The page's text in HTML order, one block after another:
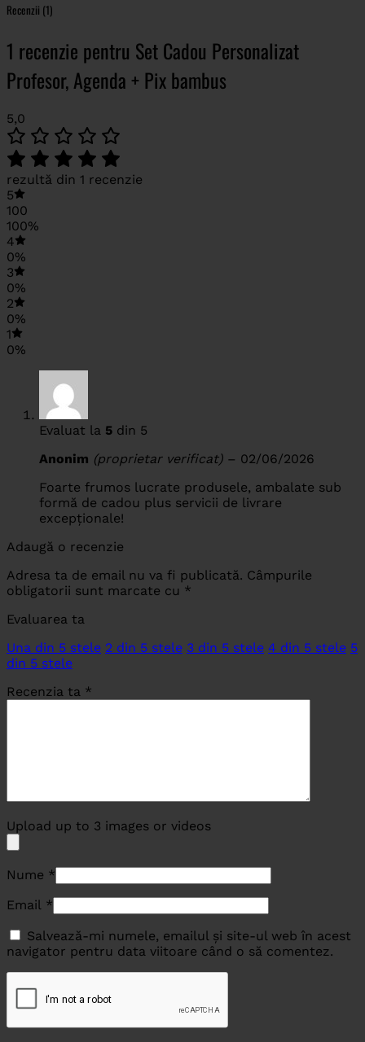
Recenzii (1)
1 recenzie pentru Set Cadou Personalizat
Profesor, Agenda + Pix bambus
5,0
rezultă din 1 recenzie
5
100
100%
4
0%
3
0%
2
0%
1
0%
Evaluat la 5 din 5
Anonim (proprietar verificat) – 02/06/2026
Foarte frumos lucrate produsele, ambalate sub
formă de cadou plus servicii de livrare
excepționale!
Adaugă o recenzie
Adresa ta de email nu va fi publicată. Câmpurile
obligatorii sunt marcate cu *
Evaluarea ta
Una din 5 stele 2 din 5 stele 3 din 5 stele 4 din 5 stele 5
din 5 stele
Recenzia ta *
Upload up to 3 images or videos
Nume *
Email *
Salvează-mi numele, emailul și site-ul web în acest
navigator pentru data viitoare când o să comentez.